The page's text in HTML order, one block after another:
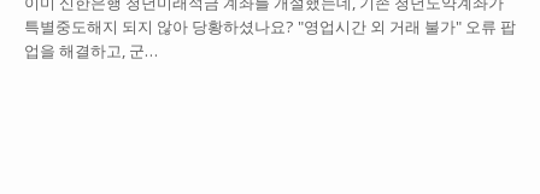
특별중도해지 되지 않아 당황하셨나요? "영업시간 외 거래 불가" 오류 팝
업을 해결하고, 군…